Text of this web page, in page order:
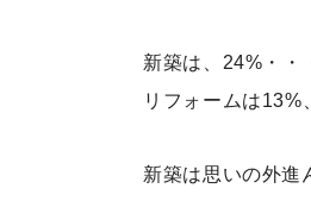
新築は、24%・・
リフォームは13%
新築は思いの外進